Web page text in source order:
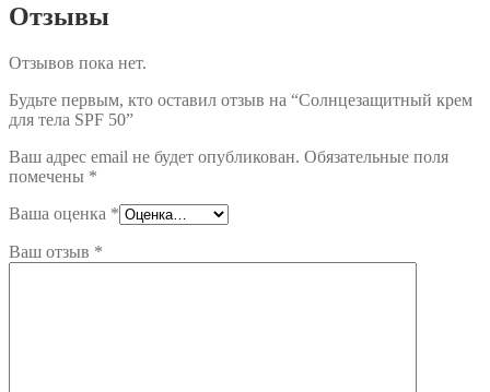
Отзывы
Отзывов пока нет.
Будьте первым, кто оставил отзыв на “Солнцезащитный крем
для тела SPF 50”
Ваш адрес email не будет опубликован. Обязательные поля
помечены *
Ваша оценка *
Ваш отзыв *